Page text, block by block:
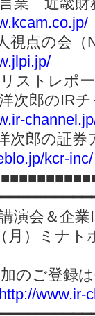
視点の会（
ストレポ
次郎のIR
次郎の証券
kcr-inc/
演会＆企
月）ミナ
のご登録
http://www.ir-